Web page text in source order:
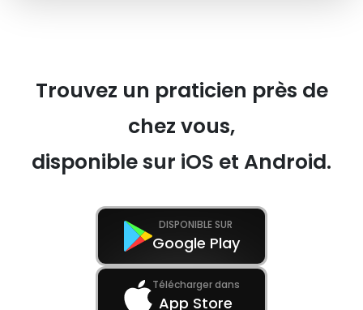
Trouvez un praticien près de
chez vous,
disponible sur iOS et Android.
DISPONIBLE SUR
Google Play
Télécharger dans
App Store